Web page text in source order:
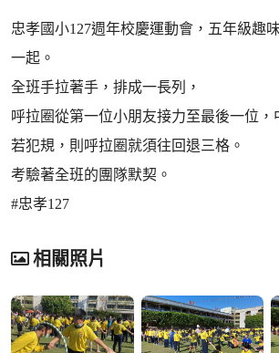
忠孝國小127週年校慶運動會，五年級趣
一起。
全班手拉著手，排成一長列，
呼拉圈從第一位小朋友接力至最後一位，
若犯規，則呼拉圈就須往回退三格。
考驗著全班的團隊默契。
#忠孝127
相關照片